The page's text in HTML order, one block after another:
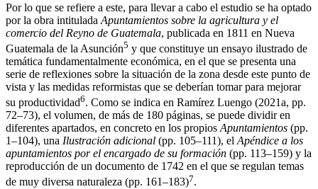
Por lo que se refiere a este, para llevar a cabo el estudio se ha optado
por la obra intitulada Apuntamientos sobre la agricultura y el
comercio del Reyno de Guatemala, publicada en 1811 en Nueva
Guatemala de la Asunción5 y que constituye un ensayo ilustrado de
temática fundamentalmente económica, en el que se presenta una
serie de reflexiones sobre la situación de la zona desde este punto de
vista y las medidas reformistas que se deberían tomar para mejorar
su productividad6. Como se indica en Ramírez Luengo (2021a, pp.
72–73), el volumen, de más de 180 páginas, se puede dividir en
diferentes apartados, en concreto en los propiosApuntamientos (pp.
1–104), una Ilustración adicional (pp. 105–111), elApéndice a los
apuntamientos por el encargado de su formación (pp. 113–159) y la
reproducción de un documento de 1742 en el que se regulan temas
de muy diversa naturaleza (pp. 161–183)7.